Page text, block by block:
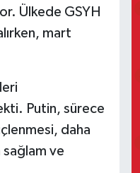
Ülkede GSYH
mart
Putin, sürece
daha
sağlam ve